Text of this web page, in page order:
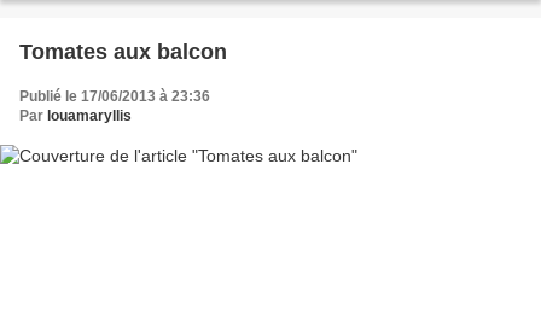
Tomates aux balcon
Publié le 17/06/2013 à 23:36
Par louamaryllis